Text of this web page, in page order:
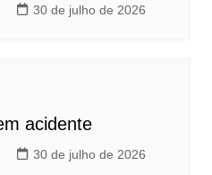
30 de julho de 2026
acidente
30 de julho de 2026